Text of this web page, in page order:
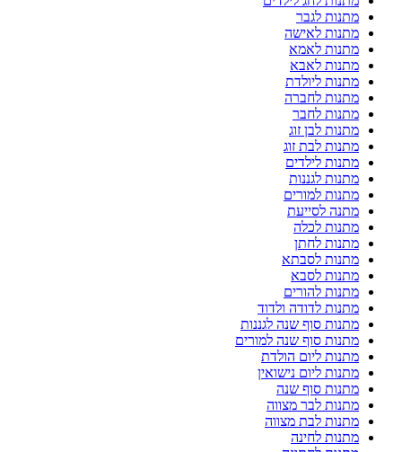
מתנות לגבר
מתנות לאישה
מתנות לאמא
מתנות לאבא
מתנות ליולדת
מתנות לחברה
מתנות לחבר
מתנות לבן זוג
מתנות לבת זוג
מתנות לילדים
מתנות לגננות
מתנות למורים
מתנה לסייעת
מתנות לכלה
מתנות לחתן
מתנות לסבתא
מתנות לסבא
מתנות להורים
מתנות לדודה ולדוד
מתנות סוף שנה לגננות
מתנות סוף שנה למורים
מתנות ליום הולדת
מתנות ליום נישואין
מתנות סוף שנה
מתנות לבר מצווה
מתנות לבת מצווה
מתנות לחינה